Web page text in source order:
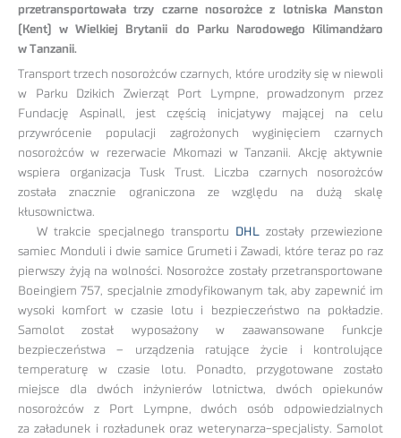
przetransportowała trzy czarne nosorożce z lotniska Manston
(Kent) w Wielkiej Brytanii do Parku Narodowego Kilimandżaro
w Tanzanii.
Transport trzech nosorożców czarnych, które urodziły się w niewoli
w Parku Dzikich Zwierząt Port Lympne, prowadzonym przez
Fundację Aspinall, jest częścią inicjatywy mającej na celu
przywrócenie populacji zagrożonych wyginięciem czarnych
nosorożców w rezerwacie Mkomazi w Tanzanii. Akcję aktywnie
wspiera organizacja Tusk Trust. Liczba czarnych nosorożców
została znacznie ograniczona ze względu na dużą skalę
kłusownictwa.
W trakcie specjalnego transportu
DHLzostały przewiezione
samiec Monduli i dwie samice Grumeti i Zawadi, które teraz po raz
pierwszy żyją na wolności. Nosorożce zostały przetransportowane
Boeingiem 757, specjalnie zmodyfikowanym tak, aby zapewnić im
wysoki komfort w czasie lotu i bezpieczeństwo na pokładzie.
Samolot został wyposażony w zaawansowane funkcje
bezpieczeństwa – urządzenia ratujące życie i kontrolujące
temperaturę w czasie lotu. Ponadto, przygotowane zostało
miejsce dla dwóch inżynierów lotnictwa, dwóch opiekunów
nosorożców z Port Lympne, dwóch osób odpowiedzialnych
za załadunek i rozładunek oraz weterynarza-specjalisty. Samolot